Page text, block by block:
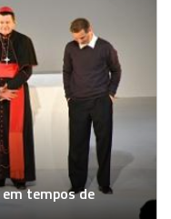
tempos de